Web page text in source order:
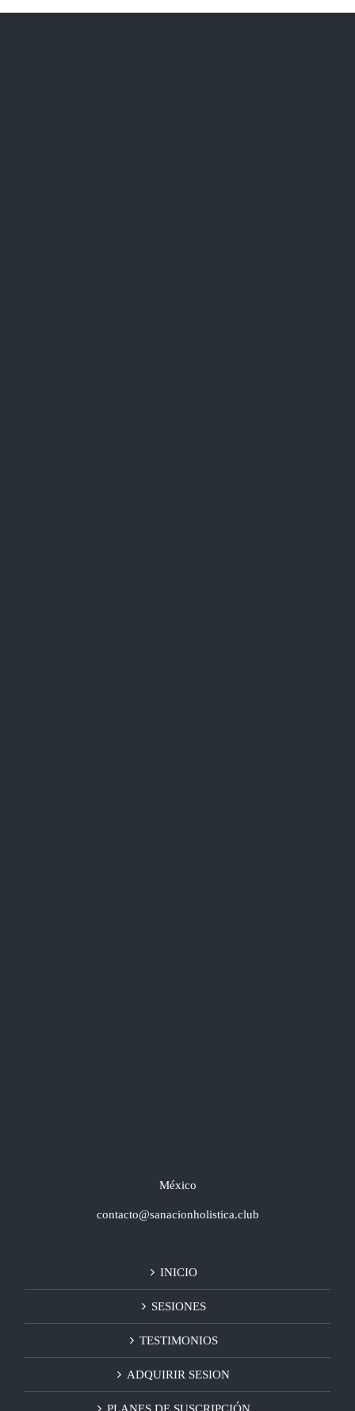
México
contacto@sanacionholistica.club
INICIO
SESIONES
TESTIMONIOS
ADQUIRIR SESION